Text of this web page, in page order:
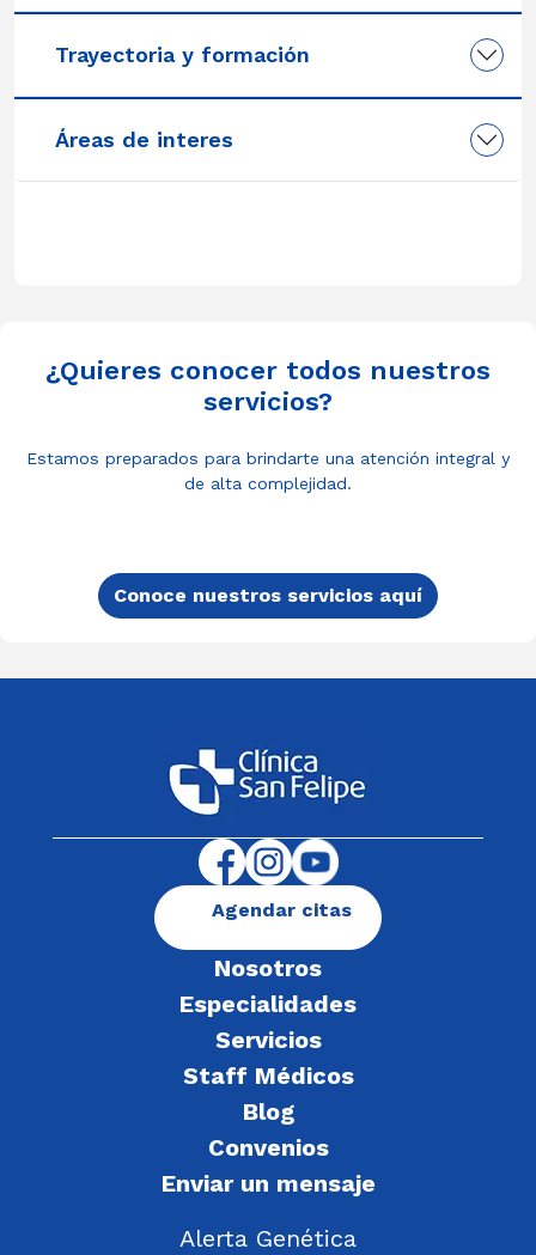
Trayectoria y formación
Áreas de interes
¿Quieres conocer todos nuestros
servicios?
Estamos preparados para brindarte una atención integral y
de alta complejidad.
Conoce nuestros servicios aquí
Nosotros
Especialidades
Servicios
Staff Médicos
Blog
Convenios
Enviar un mensaje
Alerta Genética
Agendar citas